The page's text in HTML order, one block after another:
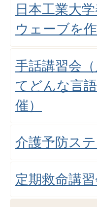
日本工業大
ウェーブを
手話講習会
てどんな言
催）
介護予防ス
定期救命講